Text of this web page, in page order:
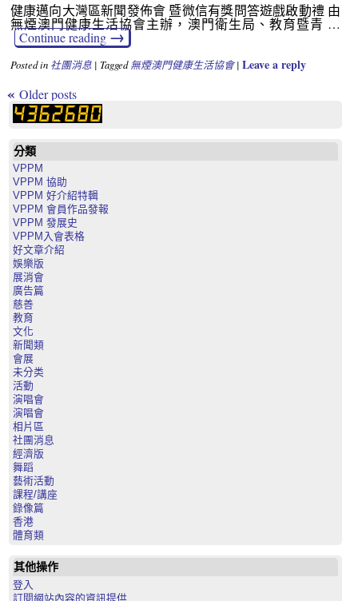
健康邁向大灣區新聞發佈會 暨微信有獎問答遊戲啟動禮 由
無煙澳門健康生活協會主辦，澳門衛生局、教育暨青 …
Continue reading→
Posted in 社團消息| Tagged 無煙澳門健康生活協會| Leave a reply
« Older posts
分類
VPPM
VPPM 協助
VPPM 好介紹特輯
VPPM 會員作品發報
VPPM 發展史
VPPM入會表格
好文章介紹
娛樂版
展消會
廣告篇
慈善
教育
文化
新聞類
會展
未分类
活動
演唱會
演唱會
相片區
社團消息
經濟版
舞蹈
藝術活動
課程/講座
錄像篇
香港
體育類
其他操作
登入
訂閱網站內容的資訊提供